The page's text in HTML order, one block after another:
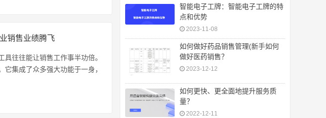
销售业绩腾飞
往往能让销售工作事半功倍。
集成了众多强大功能于一身，
智能电子工牌：智能电子工牌的特
点和优势
2023-11-08
如何做好药品销售管理(新手如何
做好医药销售？
2023-12-12
如何更快、更全面地提升服务质
量？
2022-12-11